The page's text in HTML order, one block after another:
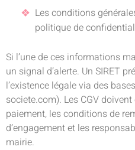
Les conditions
politique de
Si l’une de ces informations
un signal d’alerte. Un SIRET
l’existence légale via des
societe.com). Les CGV
paiement, les conditions de
d’engagement et les
mairie.